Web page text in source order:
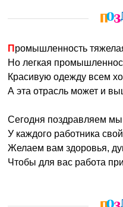
Промышленность
Но легкая
Красивую одежду всем
А эта отрасль может и
Сегодня поздравляем мы
У каждого работника
Желаем вам здоровья,
Чтобы для вас работа